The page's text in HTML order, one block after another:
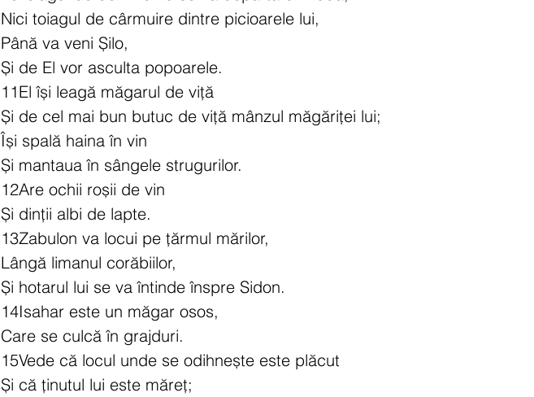
Nici toiagul de cârmuire dintre picioarele lui,
Până va veni Șilo,
Și de El vor asculta popoarele.
11El își leagă măgarul de viță
Și de cel mai bun butuc de viță mânzul măgăriței lui;
Își spală haina în vin
Și mantaua în sângele strugurilor.
12Are ochii roșii de vin
Și dinții albi de lapte.
13Zabulon va locui pe țărmul mărilor,
Lângă limanul corăbiilor,
Și hotarul lui se va întinde înspre Sidon.
14Isahar este un măgar osos,
Care se culcă în grajduri.
15Vede că locul unde se odihnește este plăcut
Și că ținutul lui este măreț;